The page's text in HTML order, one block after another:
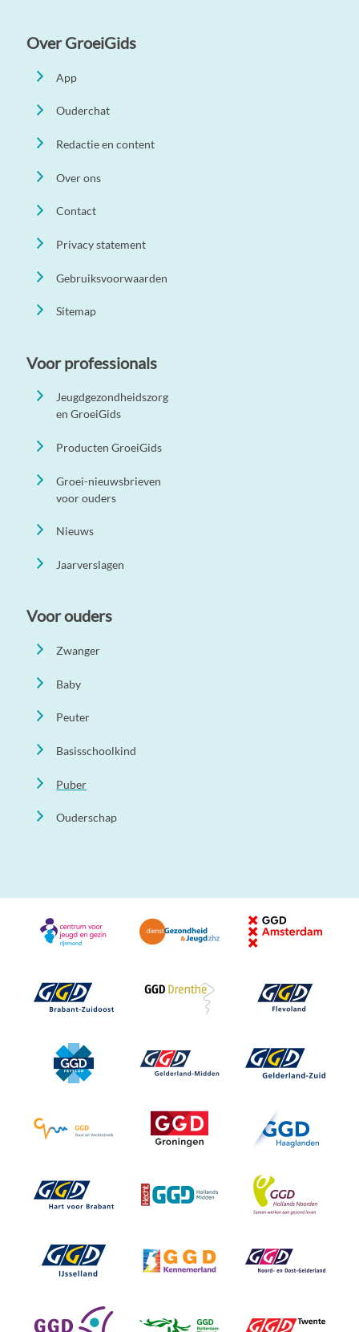
Over GroeiGids
App
Ouderchat
Redactie en content
Over ons
Contact
Privacy statement
Gebruiksvoorwaarden
Sitemap
Voor professionals
Jeugdgezondheidszorg
en GroeiGids
Producten GroeiGids
Groei-nieuwsbrieven
voor ouders
Nieuws
Jaarverslagen
Voor ouders
Zwanger
Baby
Peuter
Basisschoolkind
Puber
Ouderschap